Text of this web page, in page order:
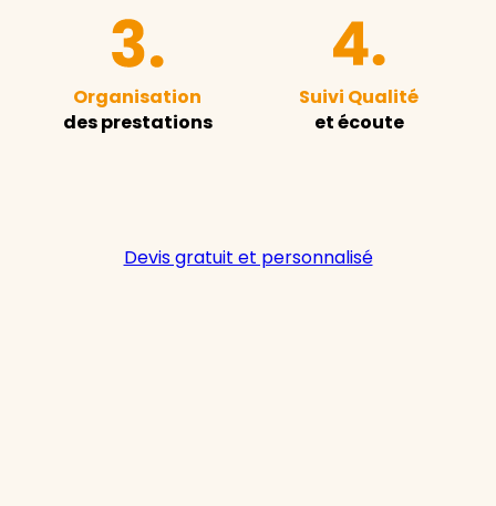
Organisation
des prestations
Suivi Qualité
et écoute
Devis gratuit et personnalisé